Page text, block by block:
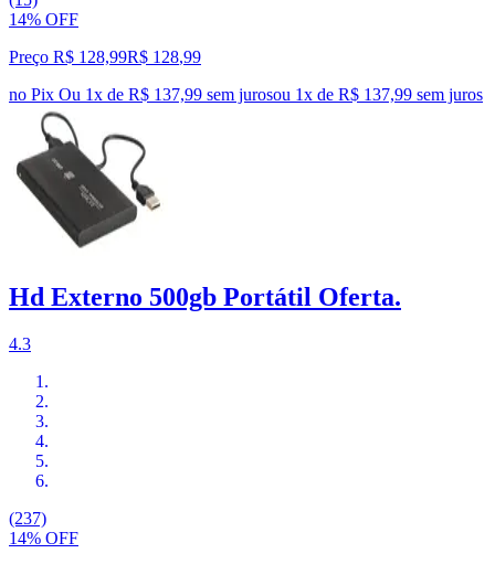
14% OFF
Preço R$ 128,99R$ 128,99
no Pix Ou 1x de R$ 137,99 sem jurosou 1x de R$ 137,99 sem juros
Hd Externo 500gb Portátil Oferta.
4.3
(237)
14% OFF